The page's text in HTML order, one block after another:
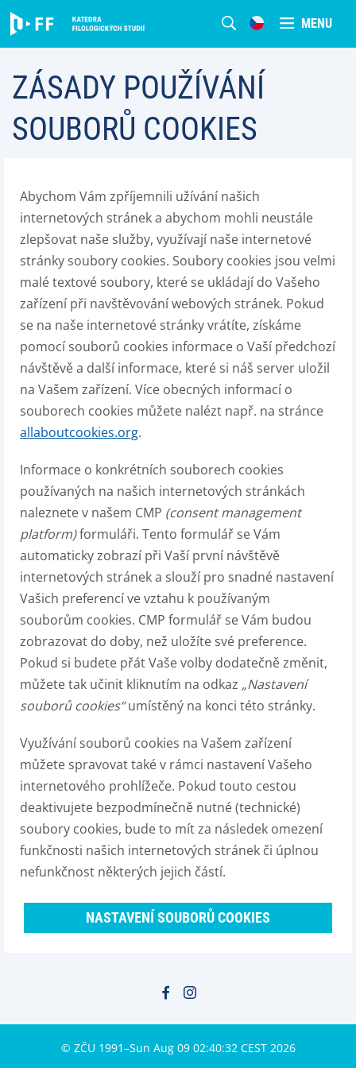
MENU
ZÁSADY POUŽÍVÁNÍ
SOUBORŮ COOKIES
Abychom Vám zpříjemnili užívání našich
internetových stránek a abychom mohli neustále
zlepšovat naše služby, využívají naše internetové
stránky soubory cookies. Soubory cookies jsou velmi
malé textové soubory, které se ukládají do Vašeho
zařízení při navštěvování webových stránek. Pokud
se na naše internetové stránky vrátíte, získáme
pomocí souborů cookies informace o Vaší předchozí
návštěvě a další informace, které si náš server uložil
na Vašem zařízení. Více obecných informací o
souborech cookies můžete nalézt např. na stránce
allaboutcookies.org.
Informace o konkrétních souborech cookies
používaných na našich internetových stránkách
naleznete v našem CMP (consent management
platform)formuláři. Tento formulář se Vám
automaticky zobrazí při Vaší první návštěvě
internetových stránek a slouží pro snadné nastavení
Vašich preferencí ve vztahu k používaným
souborům cookies. CMP formulář se Vám budou
zobrazovat do doby, než uložíte své preference.
Pokud si budete přát Vaše volby dodatečně změnit,
můžete tak učinit kliknutím na odkaz „Nastavení
souborů cookies“umístěný na konci této stránky.
Využívání souborů cookies na Vašem zařízení
můžete spravovat také v rámci nastavení Vašeho
internetového prohlížeče. Pokud touto cestou
deaktivujete bezpodmínečně nutné (technické)
soubory cookies, bude to mít za následek omezení
funkčnosti našich internetových stránek či úplnou
nefunkčnost některých jejich částí.
NASTAVENÍ SOUBORŮ COOKIES
© ZČU 1991–Sun Aug 09 02:40:32 CEST 2026